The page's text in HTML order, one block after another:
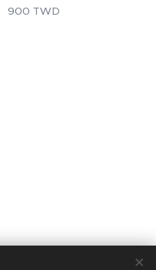
900 TWD